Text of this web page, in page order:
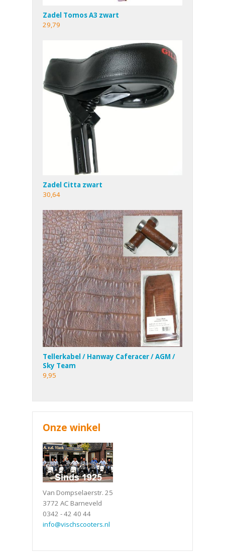
Zadel Tomos A3 zwart
29,79
Zadel Citta zwart
30,64
Tellerkabel / Hanway Caferacer / AGM /
Sky Team
9,95
Onze winkel
Van Dompselaerstr. 25
3772 AC Barneveld
0342 - 42 40 44
info@vischscooters.nl